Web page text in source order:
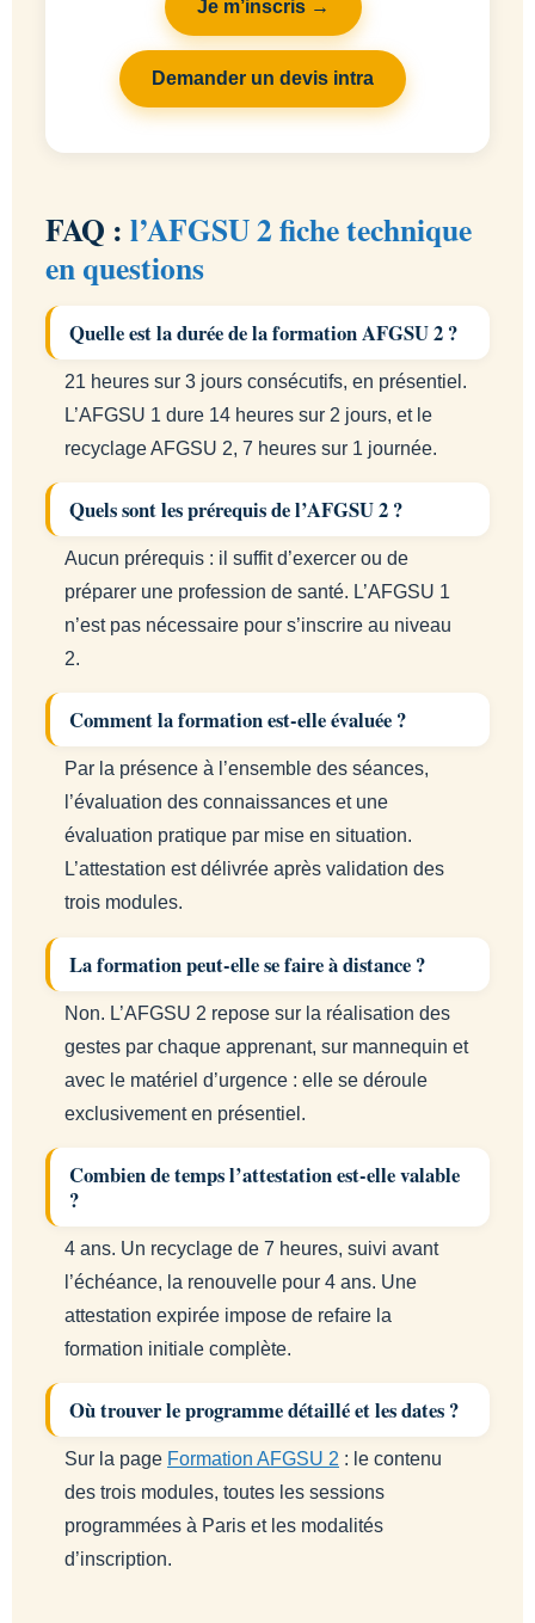
Je m’inscris →
Demander un devis intra
FAQ : l’AFGSU 2 fiche technique
en questions
Quelle est la durée de la formation AFGSU 2 ?
21 heures sur 3 jours consécutifs, en présentiel.
L’AFGSU 1 dure 14 heures sur 2 jours, et le
recyclage AFGSU 2, 7 heures sur 1 journée.
Quels sont les prérequis de l’AFGSU 2 ?
Aucun prérequis : il suffit d’exercer ou de
préparer une profession de santé. L’AFGSU 1
n’est pas nécessaire pour s’inscrire au niveau
2.
Comment la formation est-elle évaluée ?
Par la présence à l’ensemble des séances,
l’évaluation des connaissances et une
évaluation pratique par mise en situation.
L’attestation est délivrée après validation des
trois modules.
La formation peut-elle se faire à distance ?
Non. L’AFGSU 2 repose sur la réalisation des
gestes par chaque apprenant, sur mannequin et
avec le matériel d’urgence : elle se déroule
exclusivement en présentiel.
Combien de temps l’attestation est-elle valable
?
4 ans. Un recyclage de 7 heures, suivi avant
l’échéance, la renouvelle pour 4 ans. Une
attestation expirée impose de refaire la
formation initiale complète.
Où trouver le programme détaillé et les dates ?
Sur la page Formation AFGSU 2 : le contenu
des trois modules, toutes les sessions
programmées à Paris et les modalités
d’inscription.